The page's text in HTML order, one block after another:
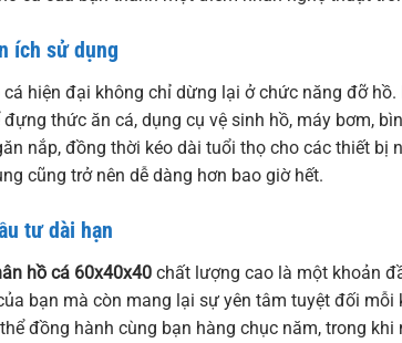
ích sử dụng
hiện đại không chỉ dừng lại ở chức năng đỡ
thức ăn cá, dụng cụ vệ sinh hồ, máy bơm,
nắp, đồng thời kéo dài tuổi thọ cho các thiết bị
cũng trở nên dễ dàng hơn bao giờ hết.
tư dài hạn
hồ cá 60x40x40 chất lượng cao là một khoản
bạn mà còn mang lại sự yên tâm tuyệt đối
đồng hành cùng bạn hàng chục năm, trong